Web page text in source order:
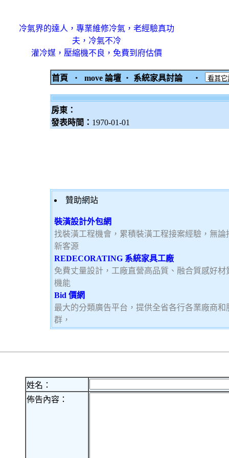
冷氣界的達人，專業維修冷氣，老經驗真功
夫，冷氣不冷
灌冷媒，壓縮機不良，免費到府估價
首頁 ‧ move 論壇 ‧ 系統家具討論 ‧
房東：
發表時間： 1970-01-01
贊助網站
裝潢設計外包網
找裝潢工程機會，累積裝潢工程接案經驗，無
新客源
REDECORATING 系統家具工廠
免費丈量設計，工廠直營高品質、融合質感好
機能
Bid 價網
最大的分類廣告平台，提供全省各行各業廠商
群，
姓名：
佈告內容：